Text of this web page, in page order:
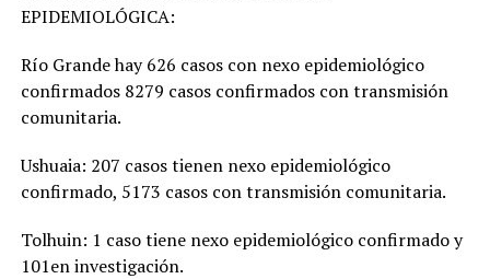
EPIDEMIOLÓGICA:
Río Grande hay 626 casos con nexo epidemiológico
confirmados 8279 casos confirmados con transmisión
comunitaria.
Ushuaia: 207 casos tienen nexo epidemiológico
confirmado, 5173 casos con transmisión comunitaria.
Tolhuin: 1 caso tiene nexo epidemiológico confirmado y
101en investigación.